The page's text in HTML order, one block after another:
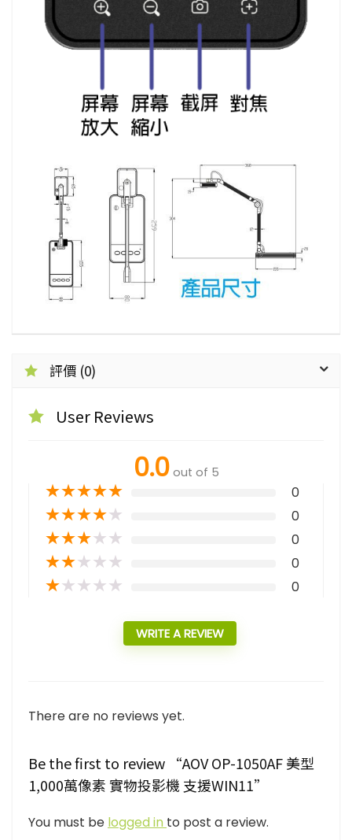
評價 (0)
User Reviews
0.0 out of 5
★★★★★ 0
★★★★★ 0
★★★★★ 0
★★★★★ 0
★★★★★ 0
WRITE A REVIEW
There are no reviews yet.
Be the first to review “AOV OP-1050AF 美型
1,000萬像素 實物投影機 支援WIN11”
You must be logged in to post a review.